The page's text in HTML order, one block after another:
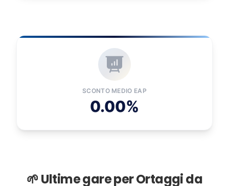
SCONTO MEDIO EAP
0.00%
🌱 Ultime gare per Ortaggi da